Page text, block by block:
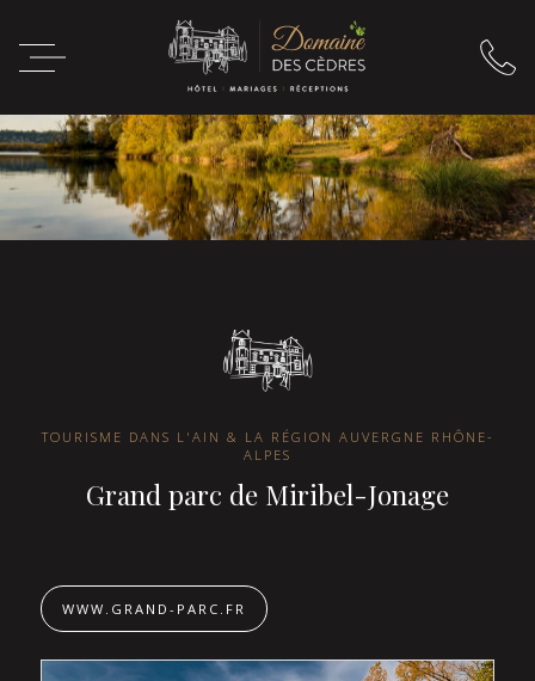
TOURISME DANS L'AIN & LA RÉGION AUVERGNE RHÔNE-
ALPES
Grand parc de Miribel-Jonage
WWW.GRAND-PARC.FR